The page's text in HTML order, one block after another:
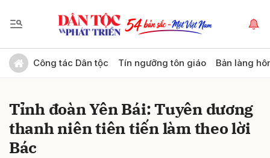
Công tác Dân tộc Tín ngưỡng tôn giáo Bản làng
Tỉnh đoàn Yên Bái: Tuyên dương
thanh niên tiên tiến làm theo lời
Bác
Gửi bình luận